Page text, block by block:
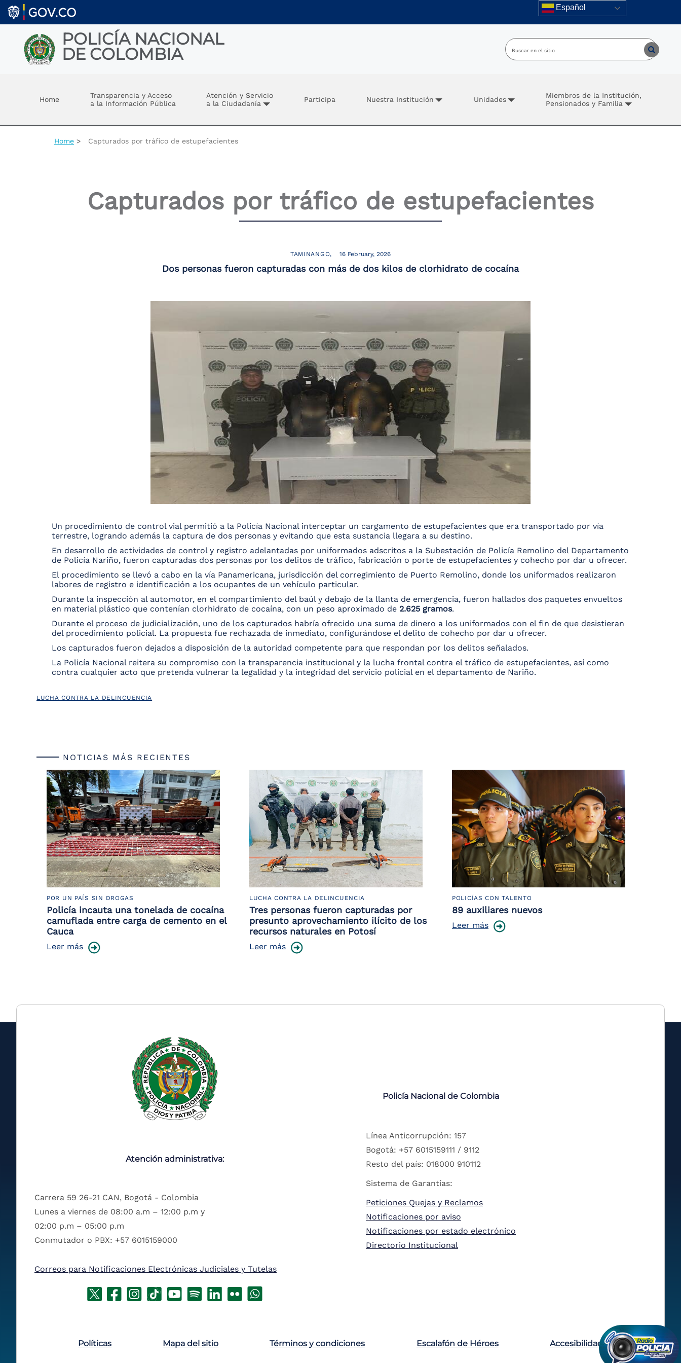
Skip to main content Español
POLICÍA NACIONAL
DE COLOMBIA
Home
Transparencia y Acceso
a la Información Pública
Atención y Servicio
a la Ciudadanía
Participa Nuestra Institución Unidades
Miembros de la Institución,
Pensionados y Familia
Home Capturados por tráfico de estupefacientes
Capturados por tráfico de estupefacientes
TAMINANGO 16 February, 2026
Dos personas fueron capturadas con más de dos kilos de clorhidrato de cocaína
Un procedimiento de control vial permitió a la Policía Nacional interceptar un cargamento de estupefacientes que era transportado por vía
terrestre, logrando además la captura de dos personas y evitando que esta sustancia llegara a su destino.
En desarrollo de actividades de control y registro adelantadas por uniformados adscritos a la Subestación de Policía Remolino del Departamento
de Policía Nariño, fueron capturadas dos personas por los delitos de tráfico, fabricación o porte de estupefacientes y cohecho por dar u ofrecer.
El procedimiento se llevó a cabo en la vía Panamericana, jurisdicción del corregimiento de Puerto Remolino, donde los uniformados realizaron
labores de registro e identificación a los ocupantes de un vehículo particular.
Durante la inspección al automotor, en el compartimiento del baúl y debajo de la llanta de emergencia, fueron hallados dos paquetes envueltos
en material plástico que contenían clorhidrato de cocaína, con un peso aproximado de 2.625 gramos.
Durante el proceso de judicialización, uno de los capturados habría ofrecido una suma de dinero a los uniformados con el fin de que desistieran
del procedimiento policial. La propuesta fue rechazada de inmediato, configurándose el delito de cohecho por dar u ofrecer.
Los capturados fueron dejados a disposición de la autoridad competente para que respondan por los delitos señalados.
La Policía Nacional reitera su compromiso con la transparencia institucional y la lucha frontal contra el tráfico de estupefacientes, así como
contra cualquier acto que pretenda vulnerar la legalidad y la integridad del servicio policial en el departamento de Nariño.
LUCHA CONTRA LA DELINCUENCIA
NOTICIAS MÁS RECIENTES
POR UN PAÍS SIN DROGAS
Policía incauta una tonelada de cocaína
camuflada entre carga de cemento en el
Cauca
Leer más
LUCHA CONTRA LA DELINCUENCIA
Tres personas fueron capturadas por
presunto aprovechamiento ilícito de los
recursos naturales en Potosí
Leer más
POLICÍAS CON TALENTO
89 auxiliares nuevos
Leer más
Atención administrativa:
Carrera 59 26-21 CAN, Bogotá - Colombia
Lunes a viernes de 08:00 a.m – 12:00 p.m y
02:00 p.m – 05:00 p.m
Conmutador o PBX: +57 6015159000
Correos para Notificaciones Electrónicas Judiciales y Tutelas
Policía Nacional de Colombia
Línea Anticorrupción: 157
Bogotá: +57 6015159111 / 9112
Resto del país: 018000 910112
Sistema de Garantías:
Peticiones Quejas y Reclamos
Notificaciones por aviso
Notificaciones por estado electrónico
Directorio Institucional
Políticas Mapa del sitio Términos y condiciones Escalafón de Héroes Accesibilidad